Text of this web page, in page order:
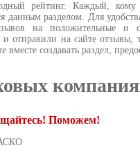
рейтинг. Каждый, кому
данным разделом. Для
на положительные и
отправили на сайте отзывы,
создавать раздел,
Поможем!